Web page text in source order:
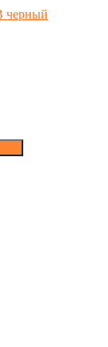
черный